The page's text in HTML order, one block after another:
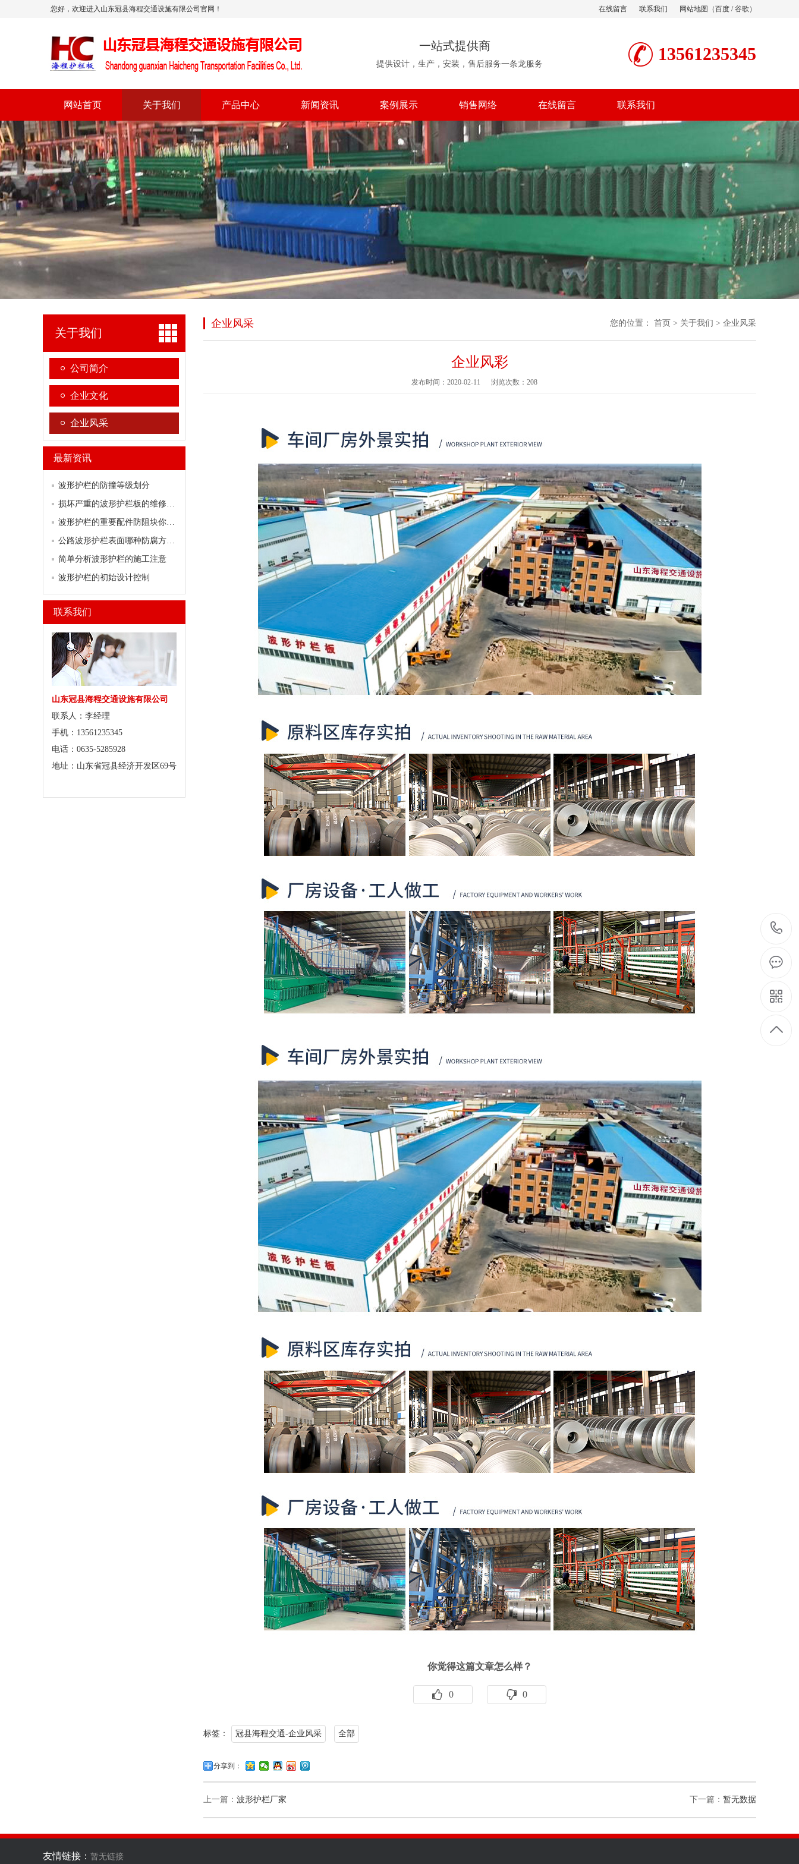
您好，欢迎进入山东冠县海程交通设施有限公司官网！ 在线留言 联系我们 网站地图 （百度 /谷歌 ）
一站式提供商
提供设计，生产，安装，售后服务一条龙服务
13561235345
网站首页 关于我们 产品中心 新闻资讯 案例展示 销售网络 在线留言 联系我们
关于我们
公司简介
企业文化
企业风采
最新资讯
波形护栏的防撞等级划分
损坏严重的波形护栏板的维修方案
波形护栏的重要配件防阻块你了解多少？
公路波形护栏表面哪种防腐方式行之有效？
简单分析波形护栏的施工注意
波形护栏的初始设计控制
联系我们
山东冠县海程交通设施有限公司
联系人：李经理
手机：13561235345
电话：0635-5285928
地址：山东省冠县经济开发区69号
企业风采 您的位置： 首页 > 关于我们 > 企业风采
企业风彩
发布时间：2020-02-11 浏览次数： 208
你觉得这篇文章怎么样？
0 0
标签： 冠县海程交通-企业风采 全部
分享到：
上一篇： 波形护栏厂家 下一篇： 暂无数据
友情链接： 暂无链接